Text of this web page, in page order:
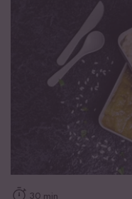
30 min